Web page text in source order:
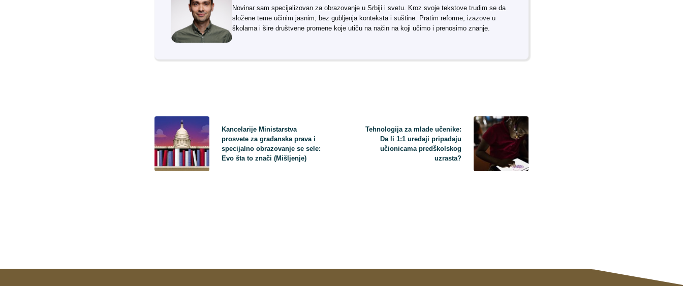
Novinar sam specijalizovan za obrazovanje u Srbiji i svetu. Kroz svoje tekstove trudim se da
složene teme učinim jasnim, bez gubljenja konteksta i suštine. Pratim reforme, izazove u
školama i šire društvene promene koje utiču na način na koji učimo i prenosimo znanje.
Kancelarije Ministarstva
prosvete za građanska prava i
specijalno obrazovanje se sele:
Evo šta to znači (Mišljenje)
Tehnologija za mlade učenike:
Da li 1:1 uređaji pripadaju
učionicama predškolskog
uzrasta?